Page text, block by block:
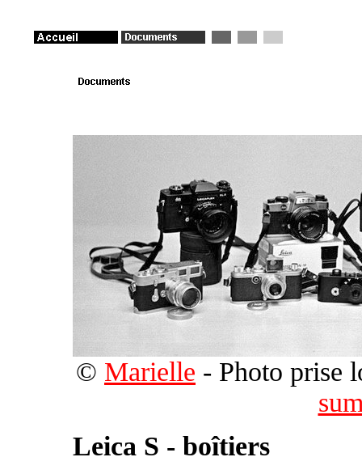
© Marielle - Photo prise
Leica S - boîtiers